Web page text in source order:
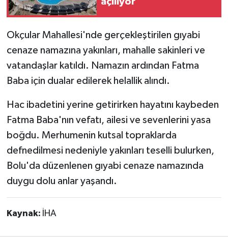
Okçular Mahallesi'nde gerçekleştirilen gıyabi
cenaze namazına yakınları, mahalle sakinleri ve
vatandaşlar katıldı. Namazın ardından Fatma
Baba için dualar edilerek helallik alındı.
Hac ibadetini yerine getirirken hayatını kaybeden
Fatma Baba'nın vefatı, ailesi ve sevenlerini yasa
boğdu. Merhumenin kutsal topraklarda
defnedilmesi nedeniyle yakınları teselli bulurken,
Bolu'da düzenlenen gıyabi cenaze namazında
duygu dolu anlar yaşandı.
Kaynak: İHA